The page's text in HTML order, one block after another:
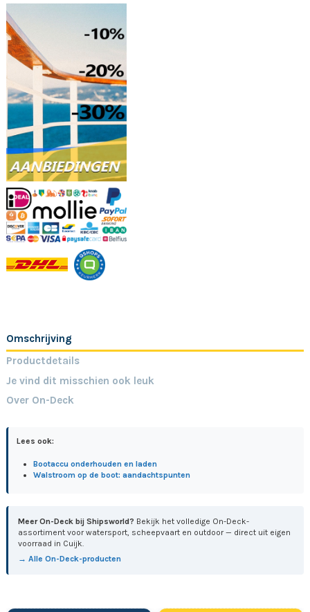
Omschrijving
Productdetails
Je vind dit misschien ook leuk
Over On-Deck
Lees ook:
Bootaccu onderhouden en laden
Walstroom op de boot: aandachtspunten
Meer On-Deck bij Shipsworld? Bekijk het volledige On-Deck-
assortiment voor watersport, scheepvaart en outdoor — direct uit eigen
voorraad in Cuijk.
→ Alle On-Deck-producten